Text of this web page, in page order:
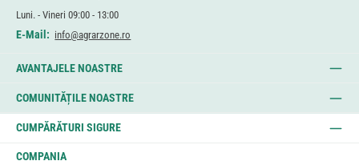
Luni. - Vineri 09:00 - 13:00
E-Mail: info@agrarzone.ro
AVANTAJELE NOASTRE
COMUNITĂȚILE NOASTRE
CUMPĂRĂTURI SIGURE
COMPANIA